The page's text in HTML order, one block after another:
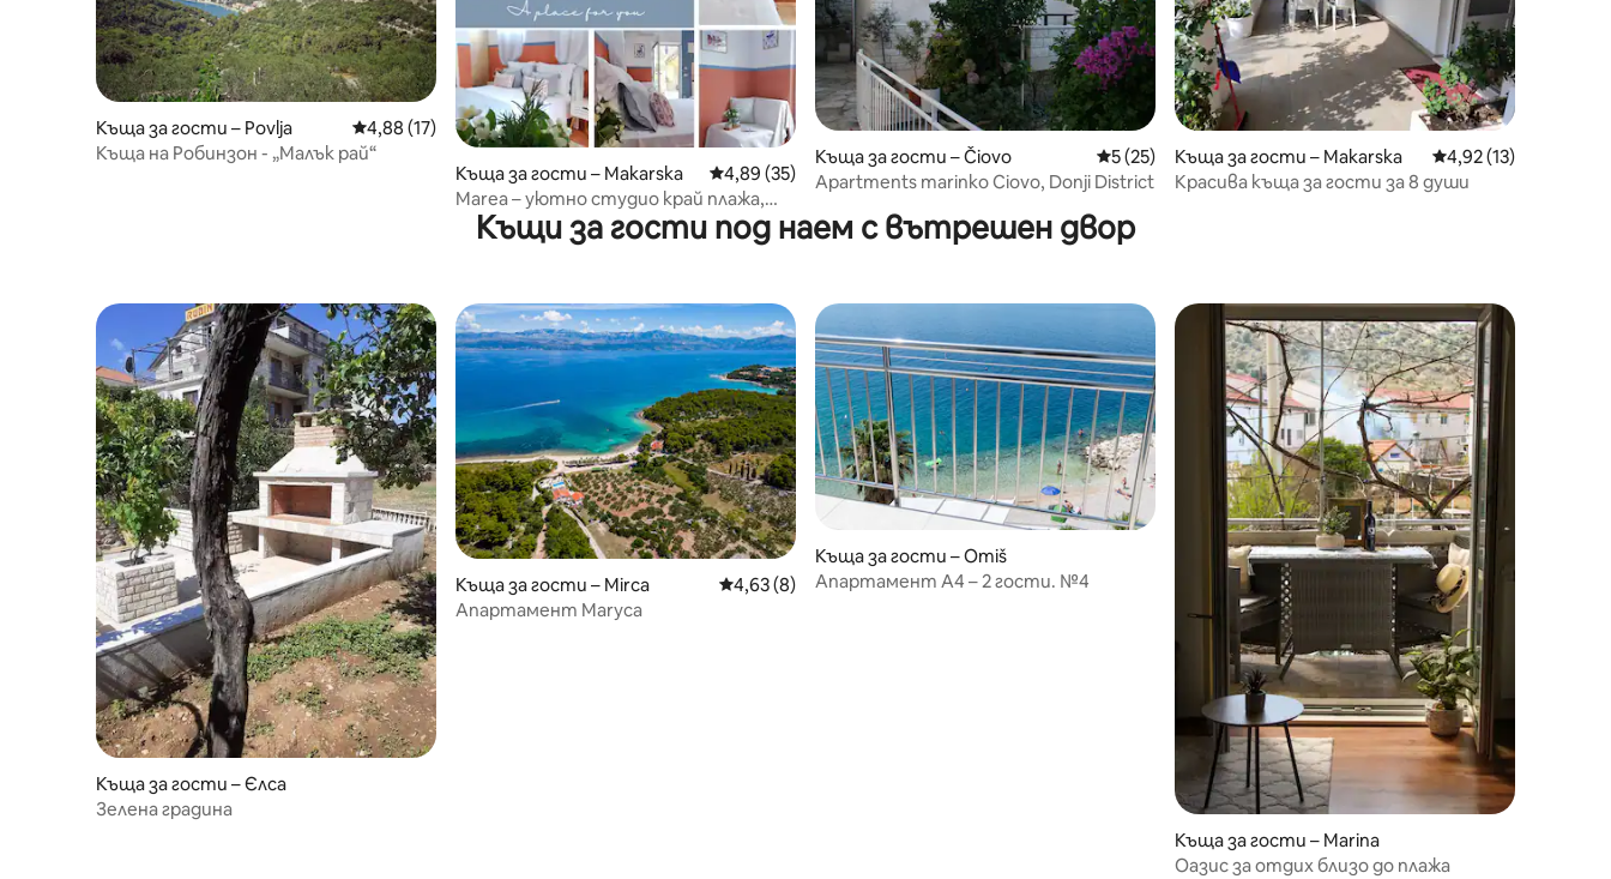
Къща за гости – Povlja Средна оценка: 4,88 от 5, 17 отзива
4,88 (17)
Къща на Робинзон - „Малък рай“
Къща за гости – Makarska Средна оценка: 4,89 от 5, 35 отзива
4,89 (35)
Marea – уютно студио край плажа,
център и паркинг
Къща за гости – Čiovo Средна оценка: 5 от 5, 25 отзива
5 (25)
Apartments marinko Ciovo, Donji District
Къща за гости – Makarska Средна оценка:
4,92 (13)
Красива къща за гости за 8 души
Къщи за гости под наем с вътрешен двор
Къща за гости – Єлса
Зелена градина
Къща за гости – Mirca Средна оценка: 4,63 от 5, 8 отзива
4,63 (8)
Апартамент Maryca
Къща за гости – Omiš
Апартамент A4 – 2 гости. №4
Къща за гости – Marina
Оазис за отдих близо до плажа